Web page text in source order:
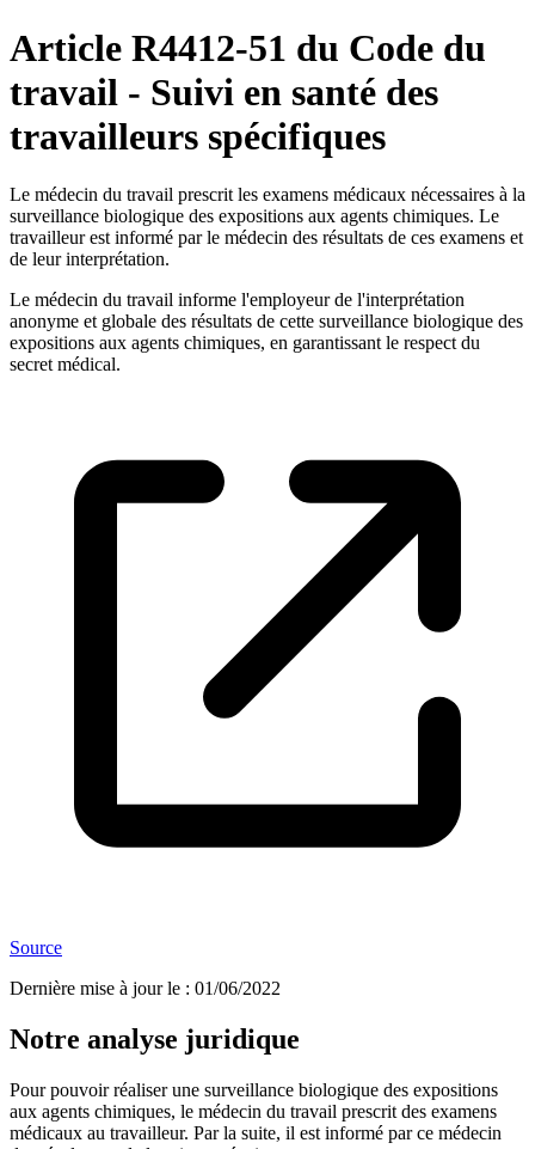
Article R4412-51 du Code du
travail - Suivi en santé des
travailleurs spécifiques
Le médecin du travail prescrit les examens médicaux nécessaires à la
surveillance biologique des expositions aux agents chimiques. Le
travailleur est informé par le médecin des résultats de ces examens et
de leur interprétation.
Le médecin du travail informe l'employeur de l'interprétation
anonyme et globale des résultats de cette surveillance biologique des
expositions aux agents chimiques, en garantissant le respect du
secret médical.
Source
Dernière mise à jour le : 01/06/2022
Notre analyse juridique
Pour pouvoir réaliser une surveillance biologique des expositions
aux agents chimiques, le médecin du travail prescrit des examens
médicaux au travailleur. Par la suite, il est informé par ce médecin